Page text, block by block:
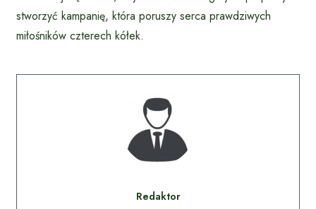
stworzyć kampanię, która poruszy serca prawdziwych
miłośników czterech kółek.
Redaktor